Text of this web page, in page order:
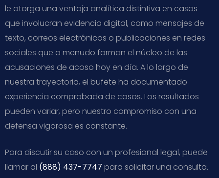
le otorga una ventaja analítica distintiva en casos
que involucran evidencia digital, como mensajes de
texto, correos electrónicos o publicaciones en redes
sociales que a menudo forman el núcleo de las
acusaciones de acoso hoy en día. A lo largo de
nuestra trayectoria, el bufete ha documentado
experiencia comprobada de casos. Los resultados
pueden variar, pero nuestro compromiso con una
defensa vigorosa es constante.
Para discutir su caso con un profesional legal, puede
llamar al (888) 437-7747 para solicitar una consulta.